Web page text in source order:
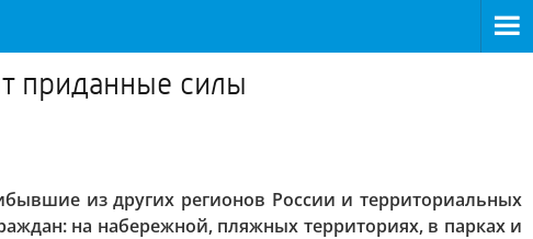
приданные силы
из других регионов России и территориальных
на набережной, пляжных территориях, в парках и